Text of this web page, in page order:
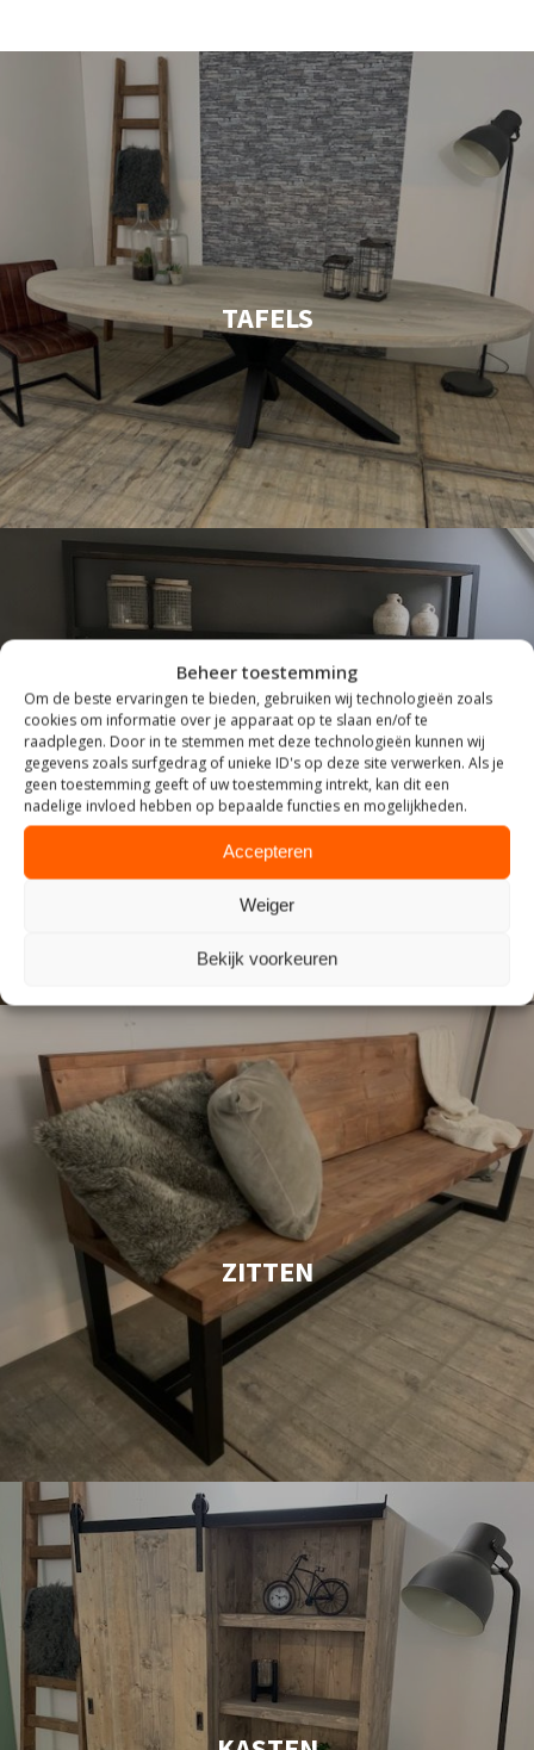
Beheer toestemming
Om de beste ervaringen te bieden, gebruiken wij technologieën zoals
cookies om informatie over je apparaat op te slaan en/of te
raadplegen. Door in te stemmen met deze technologieën kunnen wij
gegevens zoals surfgedrag of unieke ID's op deze site verwerken. Als je
geen toestemming geeft of uw toestemming intrekt, kan dit een
nadelige invloed hebben op bepaalde functies en mogelijkheden.
Accepteren
Weiger
Bekijk voorkeuren
TAFELS
INDUSTRIEEL
ZITTEN